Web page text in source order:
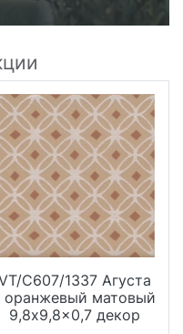
C607/1337 Агуста
оранжевый матовый
9,8x9,8x0,7 декор